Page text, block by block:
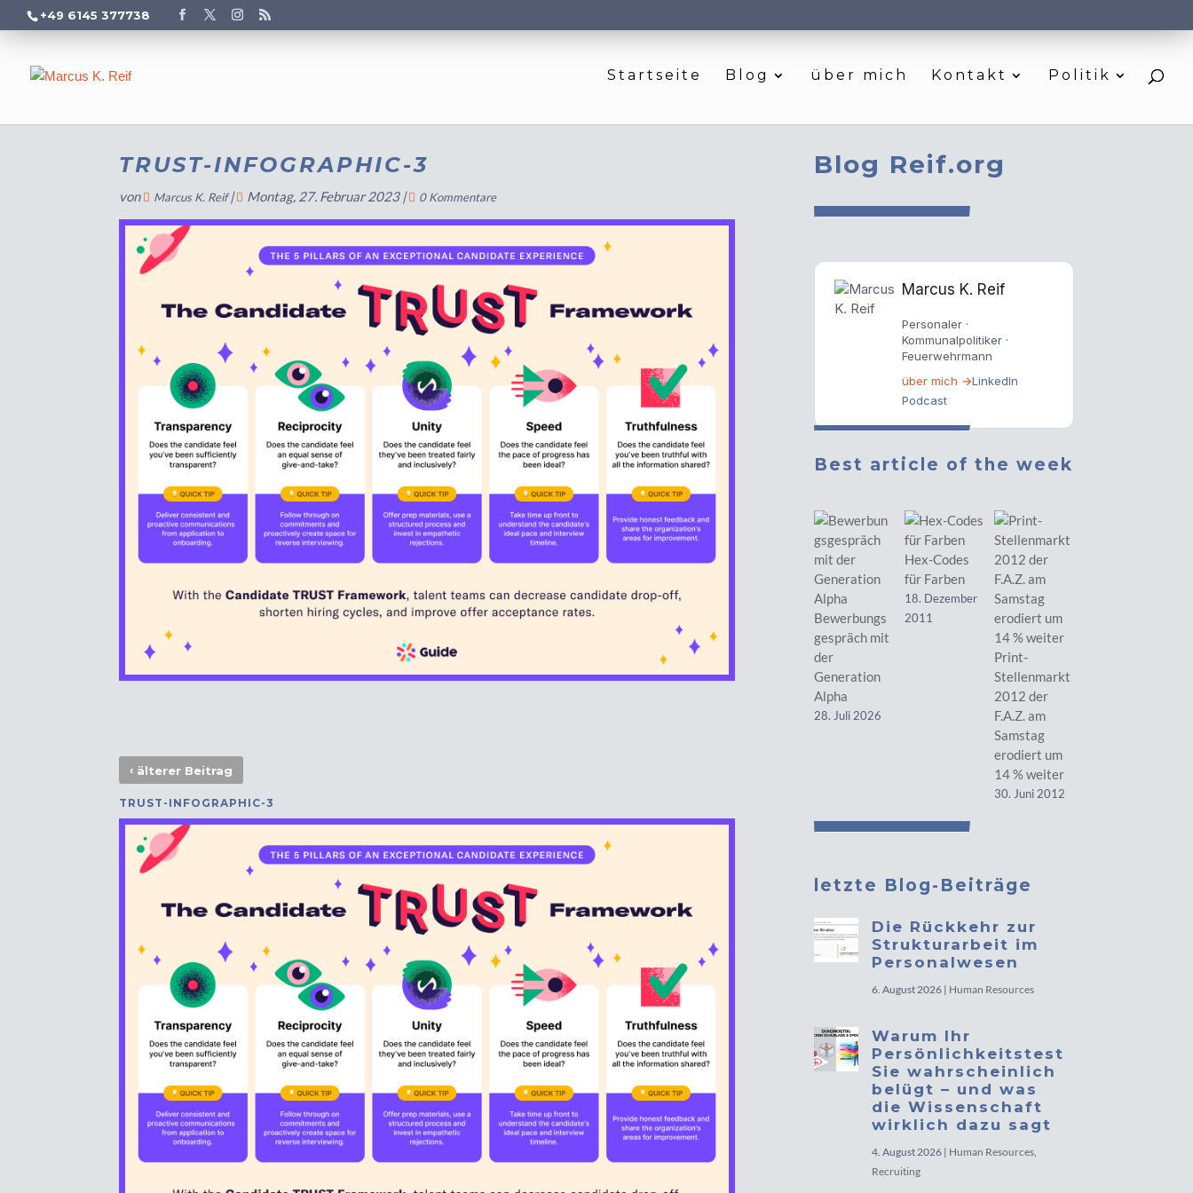
+49 6145 377738
Startseite Blog über mich Kontakt Politik
TRUST-INFOGRAPHIC-3
von Marcus K. Reif| Montag, 27. Februar 2023| 0 Kommentare
‹ älterer Beitrag
TRUST-INFOGRAPHIC-3
Blog Reif.org
Marcus K. Reif
Personaler ·
Kommunalpolitiker ·
Feuerwehrmann
über mich →LinkedIn
Podcast
Best article of the week
Bewerbungs
gespräch mit
der
Generation
Alpha
28. Juli 2026
Hex-Codes
für Farben
18. Dezember
2011
Print-
Stellenmarkt
2012 der
F.A.Z. am
Samstag
erodiert um
14 % weiter
30. Juni 2012
letzte Blog-Beiträge
Die Rückkehr zur
Strukturarbeit im
Personalwesen
6. August 2026 | Human Resources
Warum Ihr
Persönlichkeitstest
Sie wahrscheinlich
belügt – und was
die Wissenschaft
wirklich dazu sagt
4. August 2026 | Human Resources,
Recruiting